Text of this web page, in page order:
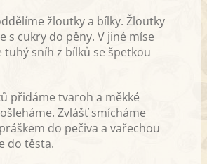
žloutky a bílky. Žloutky
s cukry do pěny. V jiné míse
tuhý sníh z bílků se špetkou
přidáme tvaroh a měkké
Zvlášť smícháme
do pečiva a vařechou
do těsta.